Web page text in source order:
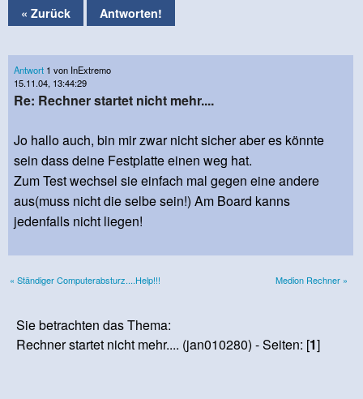
« Zurück Antworten!
Antwort 1 von InExtremo
15.11.04, 13:44:29
Re: Rechner startet nicht mehr....
Jo hallo auch, bin mir zwar nicht sicher aber es könnte
sein dass deine Festplatte einen weg hat.
Zum Test wechsel sie einfach mal gegen eine andere
aus(muss nicht die selbe sein!) Am Board kanns
jedenfalls nicht liegen!
« Ständiger Computerabsturz....Help!!! Medion Rechner »
Sie betrachten das Thema:
Rechner startet nicht mehr.... (jan010280) - Seiten: [1]